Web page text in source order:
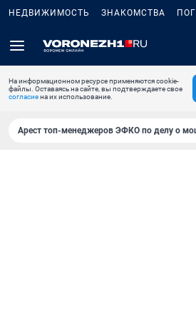
НЕДВИЖИМОСТЬ ЗНАКОМСТВА
На информационном ресурсе применяются cookie-
файлы. Оставаясь на сайте, вы подтверждаете свое
согласиена их использование.
Арест топ-менеджеров ЭФКО по делу о